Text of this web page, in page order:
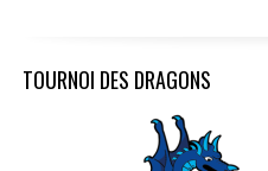
TOURNOI DES DRAGONS